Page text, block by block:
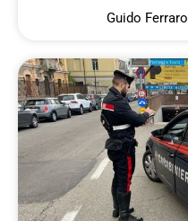
Guido Ferraro